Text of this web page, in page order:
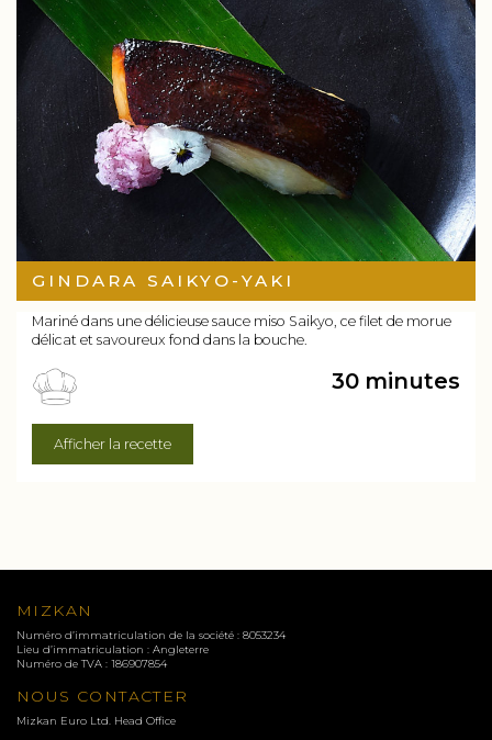
GINDARA SAIKYO-YAKI
Mariné dans une délicieuse sauce miso Saikyo, ce filet de morue
délicat et savoureux fond dans la bouche.
30 minutes
Afficher la recette
MIZKAN
Numéro d’immatriculation de la société : 8053234
Lieu d’immatriculation : Angleterre
Numéro de TVA : 186907854
NOUS CONTACTER
Mizkan Euro Ltd. Head Office